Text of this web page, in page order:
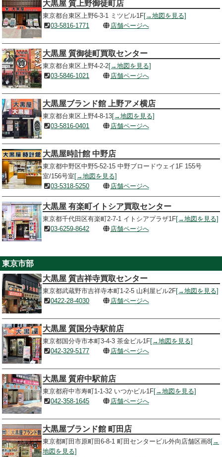
大黒屋 質上野御徒町店
東京都台東区上野6-3-1 ミツビル1F[→地図を見る]
03-5816-1771
店舗ページへ
大黒屋 質御徒町買取センター
東京都台東区上野4-2-2[→地図を見る]
03-5846-1021
店舗ページへ
大黒屋ブランド館 上野アメ横店
東京都台東区上野4-8-13[→地図を見る]
03-5816-0401
店舗ページへ
大黒屋時計館 中野店
東京都中野区中野5-52-15 中野ブロードウェイ1F 155号
室/156号室 [→地図を見る]
03-5318-5250
店舗ページへ
大黒屋 有楽町イトシア買取センター
東京都千代田区有楽町2-7-1 イトシアプラザ1F[→地図を見る]
03-6259-8642
店舗ページへ
東京市部
大黒屋 質吉祥寺買取センター
東京都武蔵野市吉祥寺本町1-2-5 山利屋ビル2F[→地図を見る]
0422-28-4030
店舗ページへ
大黒屋 質国分寺駅前店
東京都国分寺市本町3-4-3 茶金ビル1F[→地図を見る]
042-329-5177
店舗ページへ
大黒屋 質府中駅前店
東京都府中市寿町1-1-32 いつかビル1F[→地図を見る]
042-358-1645
店舗ページへ
大黒屋ブランド館 町田店
東京都町田市原町田6-8-1 町田センタービル外向店舗区画8[→
地図を見る]